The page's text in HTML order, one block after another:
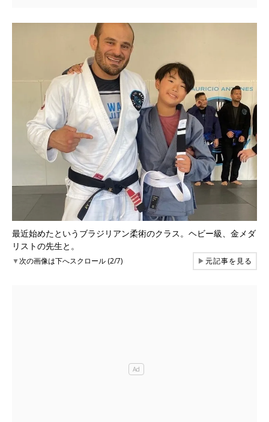
最近始めたというブラジリアン柔術のクラス。ヘビー級、金メダ
リストの先生と。
▼次の画像は下へスクロール (2/7) ▶元記事を見る